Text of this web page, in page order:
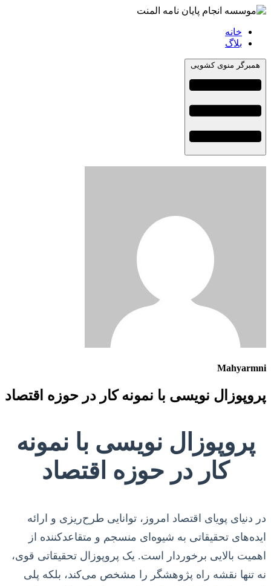
خانه
بلاگ
همبرگر منوی کشویی
Mahyarmni
پروپوزال نویسی با نمونه کار در حوزه اقتصاد
پروپوزال نویسی با نمونه
کار در حوزه اقتصاد
در دنیای پویای اقتصاد امروز، توانایی طرح‌ریزی و ارائه
ایده‌های تحقیقاتی به شیوه‌ای منسجم و متقاعدکننده از
اهمیت بالایی برخوردار است. یک پروپوزال تحقیقاتی قوی،
نه تنها نقشه راه پژوهشگر را مشخص می‌کند، بلکه پلی